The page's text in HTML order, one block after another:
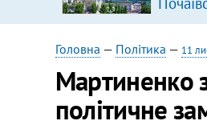
Головна — Політика — 11
Мартиненко
політичне